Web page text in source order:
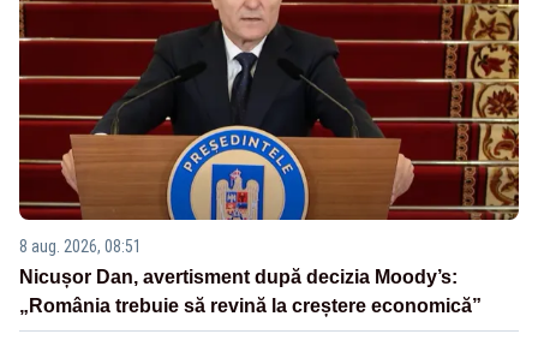
8 aug. 2026, 08:51
Nicușor Dan, avertisment după decizia Moody’s:
„România trebuie să revină la creștere economică”